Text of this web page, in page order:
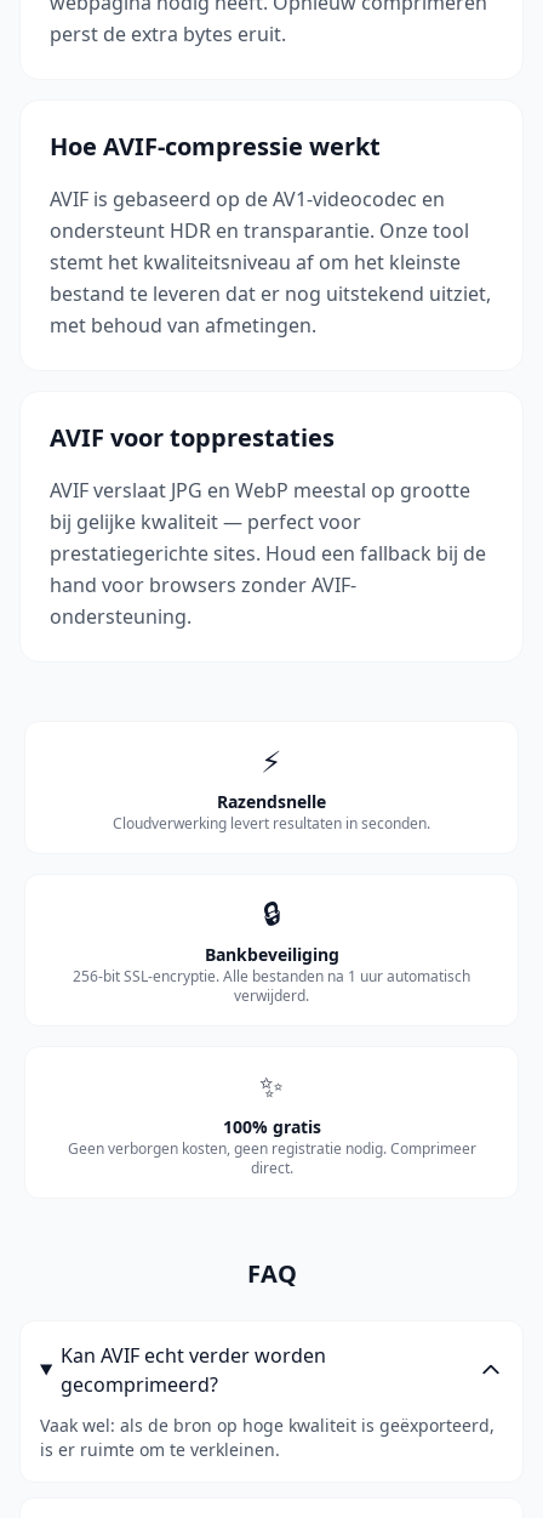
perst de extra bytes eruit.
Hoe AVIF-compressie werkt
AVIF is gebaseerd op de AV1-videocodec en
ondersteunt HDR en transparantie. Onze tool
stemt het kwaliteitsniveau af om het kleinste
bestand te leveren dat er nog uitstekend uitziet,
met behoud van afmetingen.
AVIF voor topprestaties
AVIF verslaat JPG en WebP meestal op grootte
bij gelijke kwaliteit — perfect voor
prestatiegerichte sites. Houd een fallback bij de
hand voor browsers zonder AVIF-
ondersteuning.
⚡
Razendsnelle
Cloudverwerking levert resultaten in seconden.
🔒
Bankbeveiliging
256-bit SSL-encryptie. Alle bestanden na 1 uur automatisch
verwijderd.
✨
100% gratis
Geen verborgen kosten, geen registratie nodig. Comprimeer
direct.
FAQ
Kan AVIF echt verder worden
gecomprimeerd?
Vaak wel: als de bron op hoge kwaliteit is geëxporteerd,
is er ruimte om te verkleinen.